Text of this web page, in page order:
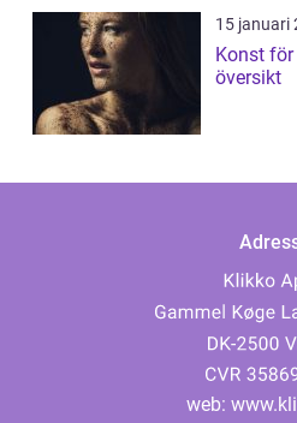
15 januari
Konst
översikt
web: